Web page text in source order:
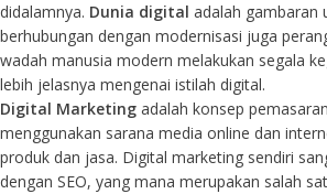
didalamnya. Dunia digital adalah gambaran
berhubungan dengan modernisasi juga
wadah manusia modern melakukan segala
lebih jelasnya mengenai istilah digital.
Digital Marketing adalah konsep
menggunakan sarana media online dan
produk dan jasa. Digital marketing sendiri
dengan SEO, yang mana merupakan salah